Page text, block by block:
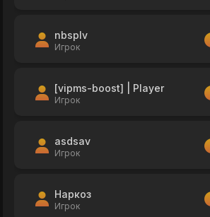
nbsplv
Игрок
[vipms-boost] | Player
Игрок
asdsav
Игрок
Наркоз
Игрок